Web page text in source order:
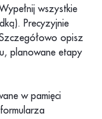
wszystkie
Precyzyjnie
opisz
planowane etapy
w pamięci